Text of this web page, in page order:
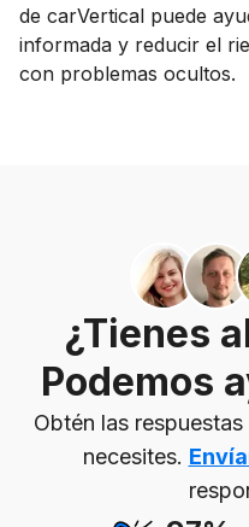
de carVertical puede
informada y reducir el
con problemas ocultos.
¿Tienes
Podemos
Obtén las
necesites.